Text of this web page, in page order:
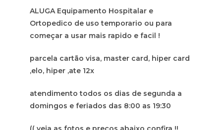
ALUGA Equipamento Hospitalar e
Ortopedico de uso temporario ou para
começar a usar mais rapido e facil !
parcela cartão visa, master card, hiper card
,elo, hiper ,ate 12x
atendimento todos os dias de segunda a
domingos e feriados das 8:00 as 19:30